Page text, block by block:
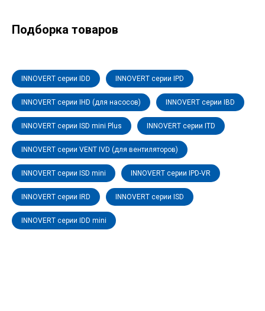
Подборка товаров
INNOVERT серии IDD INNOVERT серии IPD
INNOVERT серии IHD (для насосов) INNOVERT серии IBD
INNOVERT серии ISD mini Plus INNOVERT серии ITD
INNOVERT серии VENT IVD (для вентиляторов)
INNOVERT серии ISD mini INNOVERT серии IPD-VR
INNOVERT серии IRD INNOVERT серии ISD
INNOVERT серии IDD mini